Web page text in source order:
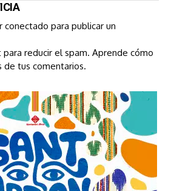
conectado para publicar un
reducir el spam. Aprende cómo
de tus comentarios.